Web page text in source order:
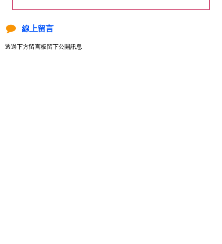
線上留言
透過下方留言板留下公開訊息